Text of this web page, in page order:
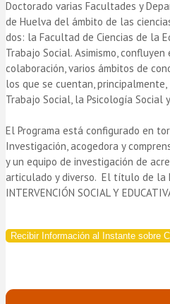
Doctorado varias Facultades y
de Huelva del ámbito de las
dos: la Facultad de Ciencias de la
Trabajo Social. Asimismo,
colaboración, varios ámbitos de
los que se cuentan,
Trabajo Social, la Psicología Social
El Programa está configurado en
Investigación, acogedora y
y un equipo de investigación de
articulado y diverso. El título de la
INTERVENCIÓN SOCIAL Y
Recibir Información al Instante sobre